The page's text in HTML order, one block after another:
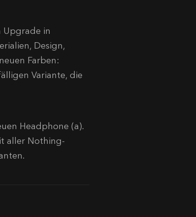
Upgrade in
Design,
Farben:
Variante, die
Headphone (a).
aller Nothing-